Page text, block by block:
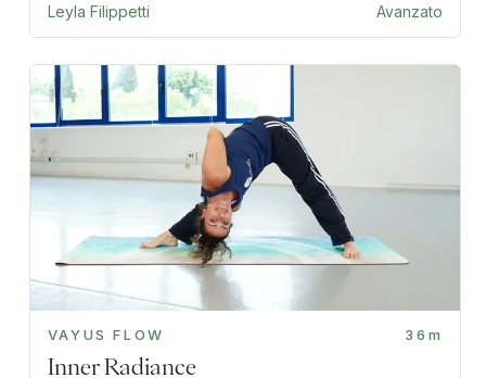
Leyla Filippetti Avanzato
VAYUS FLOW 36m
Inner Radiance